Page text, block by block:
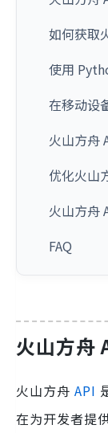
如何获取
使用
在移动设
火山方舟
优化火山
火山方舟
FAQ
火山方舟
火山方舟 API
在为开发者提